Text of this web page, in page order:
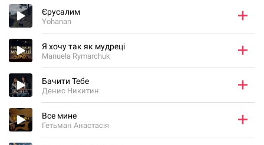
Єрусалим
Yohanan
Я хочу так як мудреці
Manuela Rymarchuk
Бачити Тебе
Денис Никитин
Все мине
Гетьман Анастасія